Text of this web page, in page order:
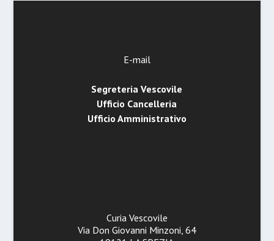
E-mail
Segreteria Vescovile
Ufficio Cancelleria
Ufficio Amministrativo
Curia Vescovile
Via Don Giovanni Minzoni, 64